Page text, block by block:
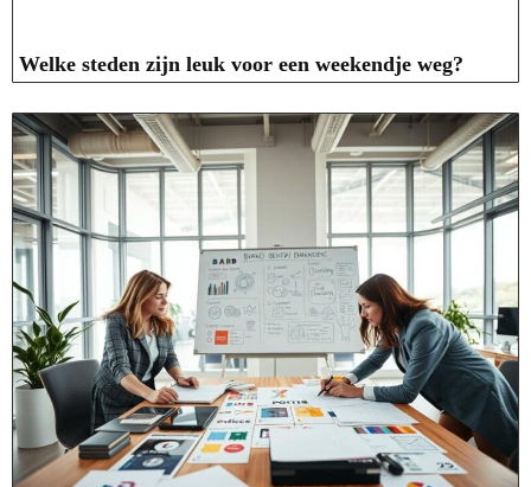
Welke steden zijn leuk voor een weekendje weg?